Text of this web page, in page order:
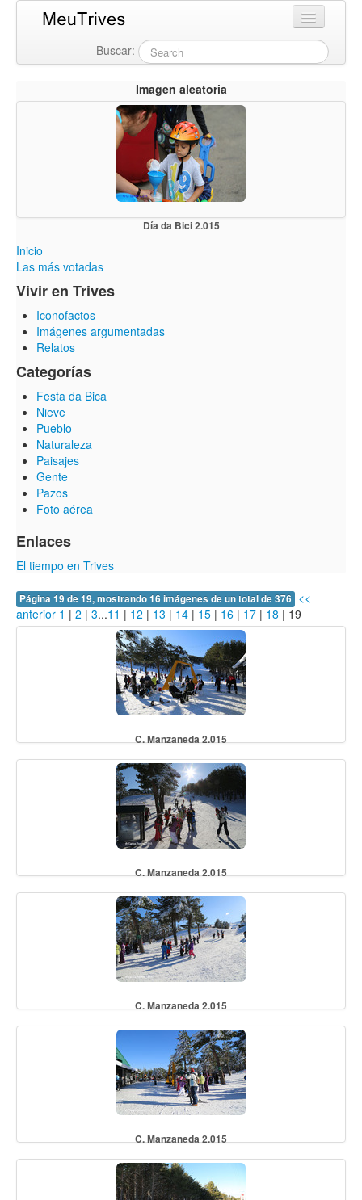
Buscar:
Imagen aleatoria
Día da Bici 2.015
Inicio
Las más votadas
Vivir en Trives
Iconofactos
Imágenes argumentadas
Relatos
Categorías
Festa da Bica
Nieve
Pueblo
Naturaleza
Paisajes
Gente
Pazos
Foto aérea
Enlaces
El tiempo en Trives
Página 19 de 19, mostrando 16 imágenes de un total de 376 <<
anterior 1 | 2 | 3...11 | 12 | 13 | 14 | 15 | 16 | 17 | 18 | 19
C. Manzaneda 2.015
C. Manzaneda 2.015
C. Manzaneda 2.015
C. Manzaneda 2.015